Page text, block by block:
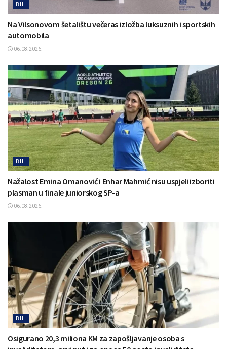
BIH
Na Vilsonovom šetalištu večeras izložba luksuznih i sportskih
automobila
06.08.2026.
BIH
Nažalost Emina Omanović i Enhar Mahmić nisu uspjeli izboriti
plasman u finale juniorskog SP-a
06.08.2026.
BIH
Osigurano 20,3 miliona KM za zapošljavanje osoba s